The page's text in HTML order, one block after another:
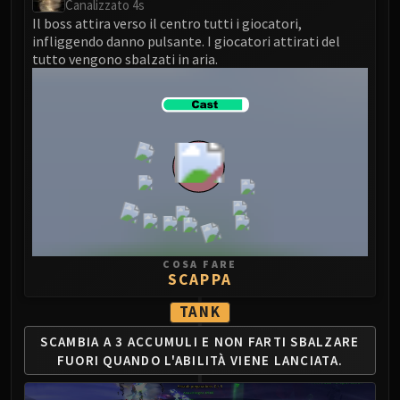
FIRELANDS
Conclave of Wind
Al'akir
Magmaw
Chimaeron
Maloriak
Nefarian
Halfus Wyrmbreaker
Valiona & Theralion
Ascendant Council
Sinestra
AMIRDRASSIL
Gnarlroot
Igira
Canalizzato 4s
Il boss attira verso il centro tutti i giocatori,
infliggendo danno pulsante. I giocatori attirati del
tutto vengono sbalzati in aria.
COSA FARE
SCAPPA
TANK
SCAMBIA A 3 ACCUMULI E NON FARTI SBALZARE
FUORI QUANDO L'ABILITÀ VIENE LANCIATA.